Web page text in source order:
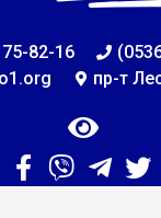
82-16
пр-т